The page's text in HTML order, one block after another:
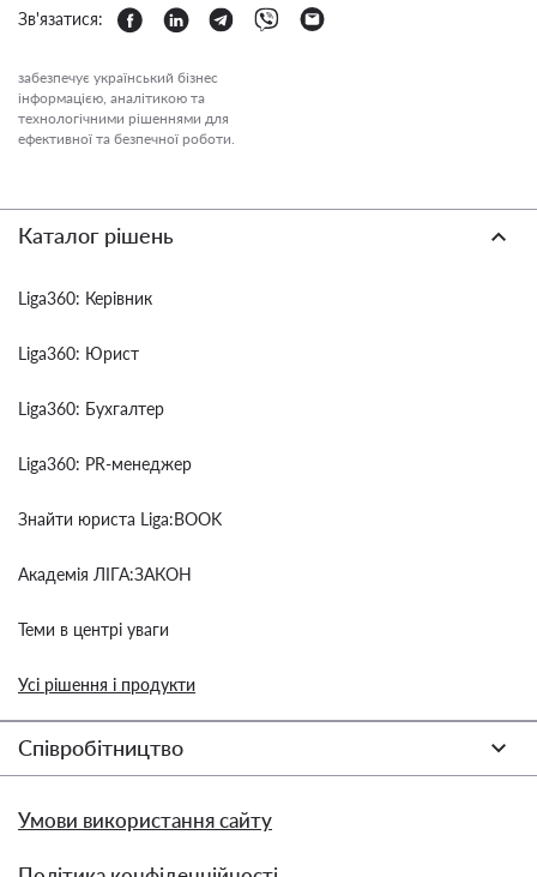
Зв'язатися:
забезпечує український бізнес
інформацією, аналітикою та
технологічними рішеннями для
ефективної та безпечної роботи.
Каталог рішень
Liga360: Керівник
Liga360: Юрист
Liga360: Бухгалтер
Liga360: PR-менеджер
Знайти юриста Liga:BOOK
Академія ЛІГА:ЗАКОН
Теми в центрі уваги
Усі рішення і продукти
Співробітництво
Умови використання сайту